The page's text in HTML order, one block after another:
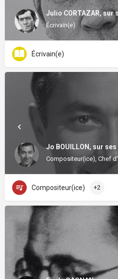
Julio CORTAZAR, sur
Écrivain(e)
Écrivain(e)
Jo BOUILLON, sur ses
Compositeur(ice), Chef
Compositeur(ice) +2